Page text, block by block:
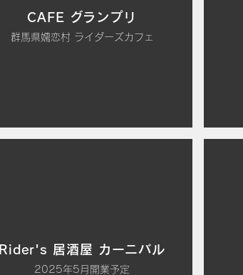
CAFE グランプリ
群馬県嬬恋村 ライダーズカフェ
Rider's 居酒屋 カーニバル
2025年5月開業予定